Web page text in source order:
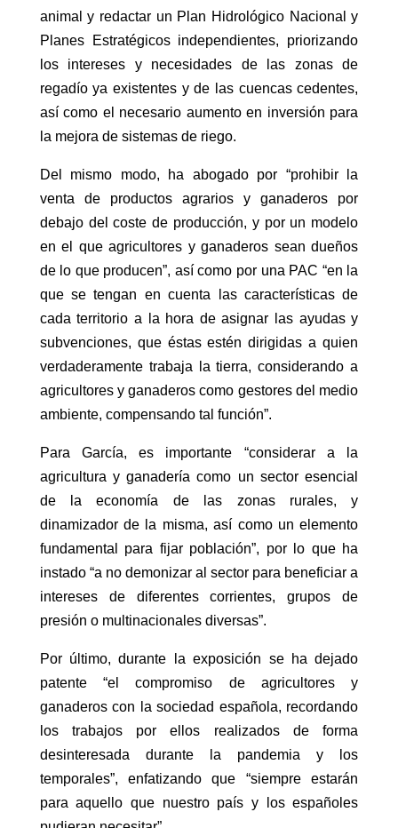
animal y redactar un Plan Hidrológico Nacional y
Planes Estratégicos independientes, priorizando
los intereses y necesidades de las zonas de
regadío ya existentes y de las cuencas cedentes,
así como el necesario aumento en inversión para
la mejora de sistemas de riego.
Del mismo modo, ha abogado por “prohibir la
venta de productos agrarios y ganaderos por
debajo del coste de producción, y por un modelo
en el que agricultores y ganaderos sean dueños
de lo que producen”, así como por una PAC “en la
que se tengan en cuenta las características de
cada territorio a la hora de asignar las ayudas y
subvenciones, que éstas estén dirigidas a quien
verdaderamente trabaja la tierra, considerando a
agricultores y ganaderos como gestores del medio
ambiente, compensando tal función”.
Para García, es importante “considerar a la
agricultura y ganadería como un sector esencial
de la economía de las zonas rurales, y
dinamizador de la misma, así como un elemento
fundamental para fijar población”, por lo que ha
instado “a no demonizar al sector para beneficiar a
intereses de diferentes corrientes, grupos de
presión o multinacionales diversas”.
Por último, durante la exposición se ha dejado
patente “el compromiso de agricultores y
ganaderos con la sociedad española, recordando
los trabajos por ellos realizados de forma
desinteresada durante la pandemia y los
temporales”, enfatizando que “siempre estarán
para aquello que nuestro país y los españoles